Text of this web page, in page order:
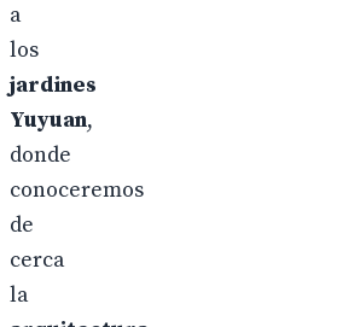
a
los
jardines
Yuyuan,
donde
conoceremos
de
cerca
la